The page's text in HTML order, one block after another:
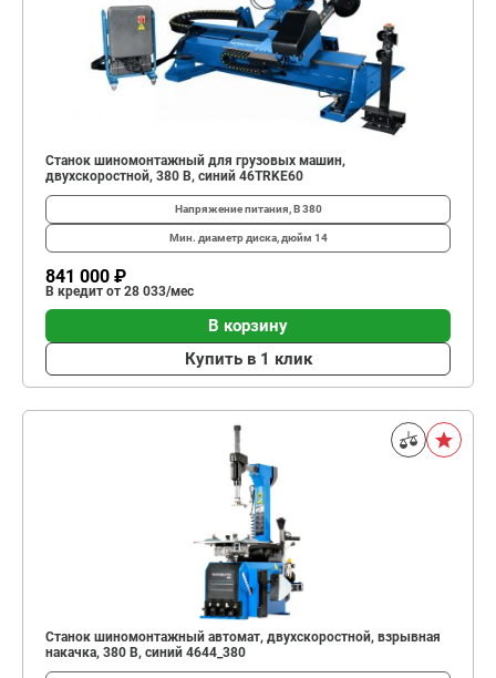
Станок шиномонтажный для грузовых машин,
двухскоростной, 380 В, синий 46TRKE60
Напряжение питания, В380
Мин. диаметр диска, дюйм 14
841 000 ₽
В кредит от 28 033/мес
В корзину
Купить в 1 клик
Станок шиномонтажный автомат, двухскоростной, взрывная
накачка, 380 В, синий 4644_380